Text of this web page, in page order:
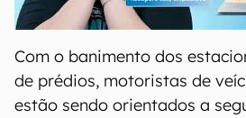
00:00 04:52
Com o banimento dos
de prédios, motoristas de
estão sendo orientados a